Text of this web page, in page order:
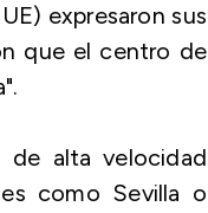
expresaron sus
que el centro de
de alta velocidad
como Sevilla o